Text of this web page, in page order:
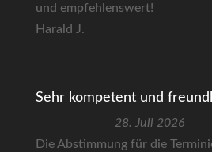
und empfehlenswert!
Harald J.
Sehr kompetent und
28. Juli 2026
Die Abstimmung für die